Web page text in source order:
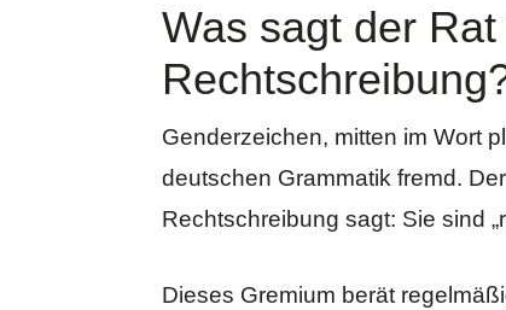
Was sagt der
Genderzeichen, mitten im Wort
deutschen Grammatik fremd. Der
Rechtschreibung sagt: Sie sind
Dieses Gremium berät